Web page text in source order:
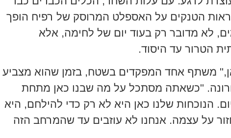
הטנקים על האספלט המרוסק של רפיח הופך
לא מדובר רק בעוד יום של לחימה, אלא
הטרור עד היסוד.
משתף אחד המפקדים בשטח, בזמן שהוא מצביע
"כשאתה מסתכל על מה שבנו כאן מתחת
הנוכחות שלנו כאן היא לא רק כדי להילחם, היא
על עצמה. אנחנו לא עוזבים עד שהמרחב הזה